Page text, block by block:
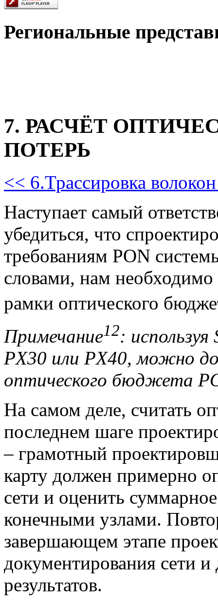
Региональные
7. РАСЧЁТ
ПОТЕРЬ
<< 6.Трассировка
Наступает самый
убедиться, что
требованиям PON
словами, нам
рамки оптического
Примечание12:
PX30 или PX40, можно
оптического бюджета
На самом деле, считать
последнем шаге
– грамотный
карту должен примерно
сети и оценить
конечными узлами.
завершающем этапе
документирования сети
результатов.